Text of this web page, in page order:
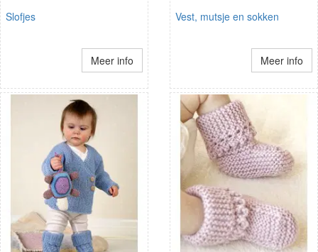
Slofjes
Meer info
Vest, mutsje en sokken
Meer info